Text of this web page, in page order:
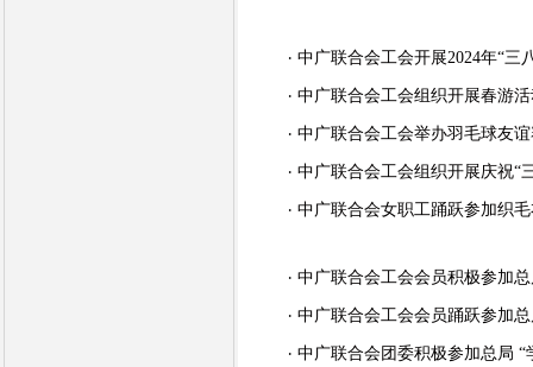
中广联合会工会开展2024年“三
中广联合会工会组织开展春游
中广联合会工会举办羽毛球友
中广联合会工会组织开展庆祝“
中广联合会女职工踊跃参加织
中广联合会工会会员积极参加
中广联合会工会会员踊跃参加
中广联合会团委积极参加总局